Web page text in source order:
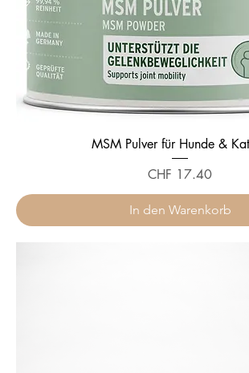
MSM Pulver für Hunde &
Preis
CHF 17.40
In den Warenkorb